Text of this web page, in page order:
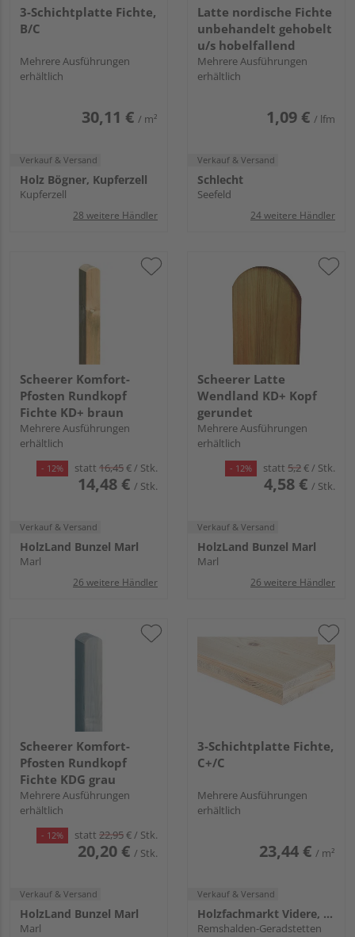
3-Schichtplatte Fichte,
B/C
Mehrere Ausführungen
erhältlich
30,11 € / m²
Verkauf & Versand
Holz Bögner, Kupferzell
Kupferzell
28 weitere Händler
Latte nordische Fichte
unbehandelt gehobelt
u/s hobelfallend
Mehrere Ausführungen
erhältlich
1,09 € / lfm
Verkauf & Versand
Schlecht
Seefeld
24 weitere Händler
Scheerer Komfort-
Pfosten Rundkopf
Fichte KD+ braun
Mehrere Ausführungen
erhältlich
- 12% statt 16,45€/ Stk.
14,48 € / Stk.
Verkauf & Versand
HolzLand Bunzel Marl
Marl
26 weitere Händler
Scheerer Latte
Wendland KD+ Kopf
gerundet
Mehrere Ausführungen
erhältlich
- 12% statt 5,2€/ Stk.
4,58 € / Stk.
Verkauf & Versand
HolzLand Bunzel Marl
Marl
26 weitere Händler
Scheerer Komfort-
Pfosten Rundkopf
Fichte KDG grau
Mehrere Ausführungen
erhältlich
- 12% statt 22,95€/ Stk.
20,20 € / Stk.
Verkauf & Versand
HolzLand Bunzel Marl
Marl
3-Schichtplatte Fichte,
C+/C
Mehrere Ausführungen
erhältlich
23,44 € / m²
Verkauf & Versand
Holzfachmarkt Videre, Remshalden
Remshalden-Geradstetten